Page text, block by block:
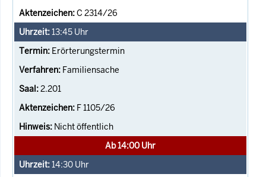
C 2314/26
13:45 Uhr
Erörterungstermin
Familiensache
2.201
F 1105/26
Nicht öffentlich
Ab 14:00 Uhr
14:30 Uhr